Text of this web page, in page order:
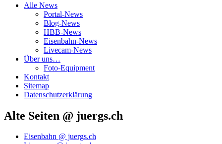
Alle News
Portal-News
Blog-News
HBB-News
Eisenbahn-News
Livecam-News
Über uns…
Foto-Equipment
Kontakt
Sitemap
Datenschutzerklärung
Alte Seiten @ juergs.ch
Eisenbahn @ juergs.ch